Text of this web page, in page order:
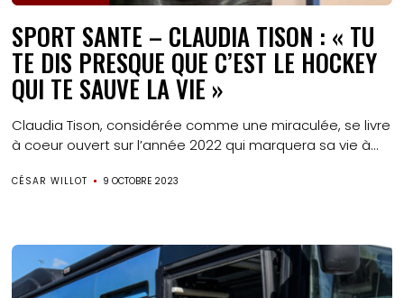
SPORT SANTE – CLAUDIA TISON : « TU
TE DIS PRESQUE QUE C’EST LE HOCKEY
QUI TE SAUVE LA VIE »
Claudia Tison, considérée comme une miraculée, se livre
à coeur ouvert sur l’année 2022 qui marquera sa vie à...
CÉSAR WILLOT 9 OCTOBRE 2023